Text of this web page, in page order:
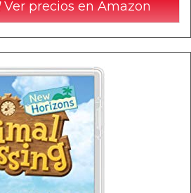
Ver precios en Amazon